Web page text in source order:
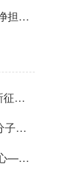
压实机关纪委责任 锻造忠诚干净担当纪检铁军——2025年度娄底市直单位机关纪委书记述职讲评会召开
统筹发展和安全 护航“十五五”新征程——第五期“娄直·青视角”活动举办
市直机关第三十八期入党积极分子培训班开班 刘小辉出席开班式并作专题辅导
送戏下乡走基层 服务群众践初心——娄底市地域文化传承研究中心联合省花鼓戏保护传承中心走进油溪桥村